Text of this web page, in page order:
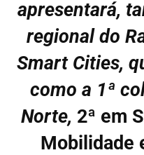
apresentará,
regional do
Smart Cities,
como a 1ª
Norte, 2ª em
Mobilidade